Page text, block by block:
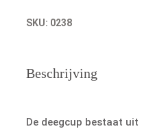
SKU: 0238
Beschrijving
De deegcup bestaat